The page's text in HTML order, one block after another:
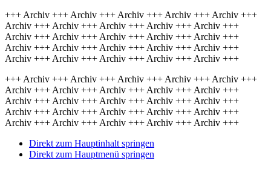
+++ Archiv +++ Archiv +++ Archiv +++ Archiv +++ Archiv +++
Archiv +++ Archiv +++ Archiv +++ Archiv +++ Archiv +++
Archiv +++ Archiv +++ Archiv +++ Archiv +++ Archiv +++
Archiv +++ Archiv +++ Archiv +++ Archiv +++ Archiv +++
Archiv +++ Archiv +++ Archiv +++ Archiv +++ Archiv +++
+++ Archiv +++ Archiv +++ Archiv +++ Archiv +++ Archiv +++
Archiv +++ Archiv +++ Archiv +++ Archiv +++ Archiv +++
Archiv +++ Archiv +++ Archiv +++ Archiv +++ Archiv +++
Archiv +++ Archiv +++ Archiv +++ Archiv +++ Archiv +++
Archiv +++ Archiv +++ Archiv +++ Archiv +++ Archiv +++
Direkt zum Hauptinhalt springen
Direkt zum Hauptmenü springen